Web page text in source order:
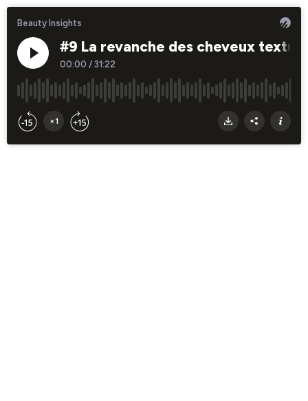
Beauty Insights
#9 La revanche des cheveux
00:00 / 31:22
×1